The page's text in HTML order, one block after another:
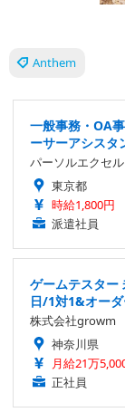
Anthem
一般事務・OA
ーサーアシスタ
パーソルエクセ
東京都
時給1,800円
派遣社員
ゲームテスタ
日/1対1&オー
株式会社growm
神奈川県
月給21万
正社員